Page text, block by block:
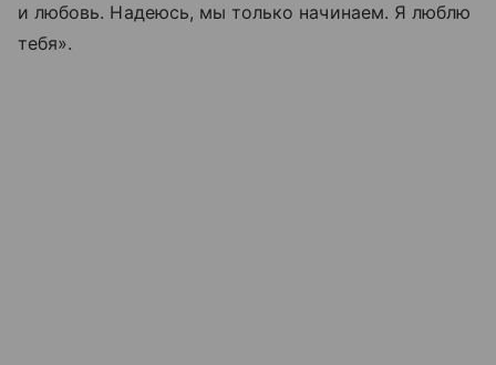
и любовь. Надеюсь, мы только начинаем. Я люблю
тебя».